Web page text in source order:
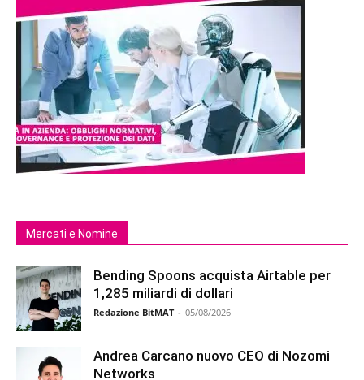
Mercati e Nomine
Bending Spoons acquista Airtable per
1,285 miliardi di dollari
Redazione BitMAT - 05/08/2026
Andrea Carcano nuovo CEO di Nozomi
Networks